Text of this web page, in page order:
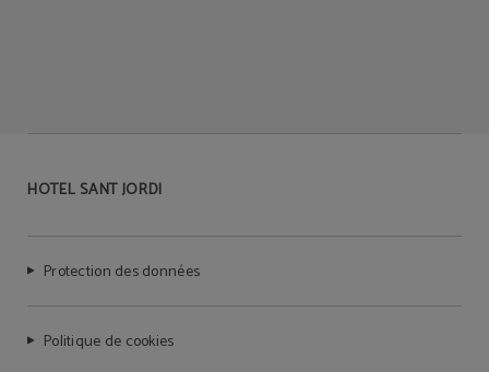
HOTEL SANT JORDI
Protection des données
Politique de cookies